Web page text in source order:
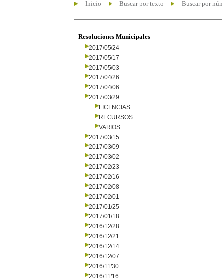
Inicio Buscar por texto Buscar por
Resoluciones Municipales
2017/05/24
2017/05/17
2017/05/03
2017/04/26
2017/04/06
2017/03/29
LICENCIAS
RECURSOS
VARIOS
2017/03/15
2017/03/09
2017/03/02
2017/02/23
2017/02/16
2017/02/08
2017/02/01
2017/01/25
2017/01/18
2016/12/28
2016/12/21
2016/12/14
2016/12/07
2016/11/30
2016/11/16